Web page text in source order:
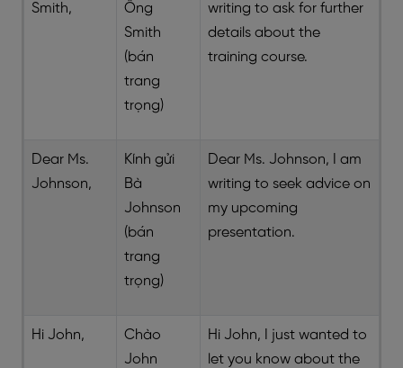
Smith,
Ông
Smith
(bán
trang
trọng)
writing to ask for further
details about the
training course.
Dear Ms.
Johnson,
Kính gửi
Bà
Johnson
(bán
trang
trọng)
Dear Ms. Johnson, I am
writing to seek advice on
my upcoming
presentation.
Hi John,
Chào
John
Hi John, I just wanted to
let you know about the